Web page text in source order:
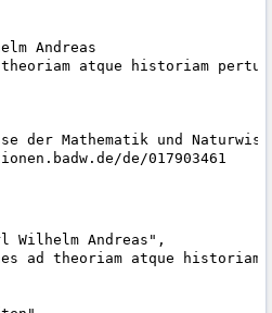
Andreas
atque historiam
der Mathematik und
de/017903461
Andreas",
ad theoriam atque historiam